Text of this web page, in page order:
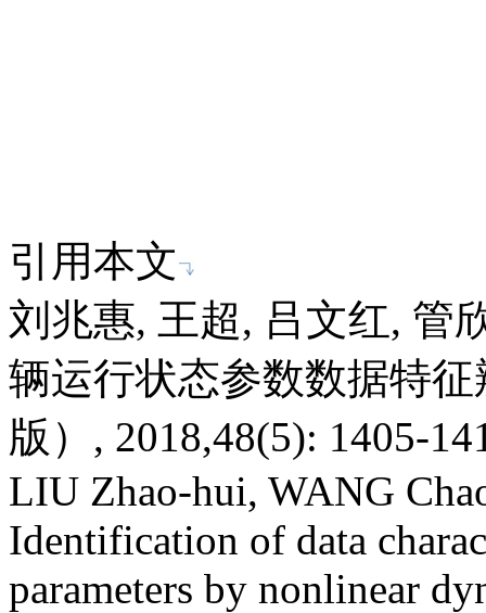
引用本文
刘兆惠, 王超, 吕文红, 管
辆运行状态参数数据特
版）, 2018,48(5): 1405-
LIU Zhao-hui, WANG
Identification of data
parameters by nonlinear